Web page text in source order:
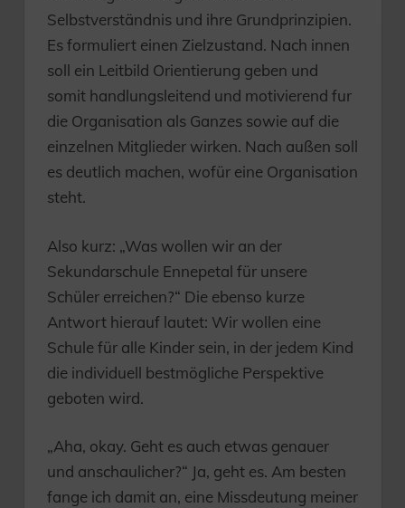
Selbstverständnis und ihre Grundprinzipien.
Es formuliert einen Zielzustand. Nach innen
soll ein Leitbild Orientierung geben und
somit handlungsleitend und motivierend fur
die Organisation als Ganzes sowie auf die
einzelnen Mitglieder wirken. Nach außen soll
es deutlich machen, wofür eine Organisation
steht.
Also kurz: „Was wollen wir an der
Sekundarschule Ennepetal für unsere
Schüler erreichen?“ Die ebenso kurze
Antwort hierauf lautet: Wir wollen eine
Schule für alle Kinder sein, in der jedem Kind
die individuell bestmögliche Perspektive
geboten wird.
„Aha, okay. Geht es auch etwas genauer
und anschaulicher?“ Ja, geht es. Am besten
fange ich damit an, eine Missdeutung meiner